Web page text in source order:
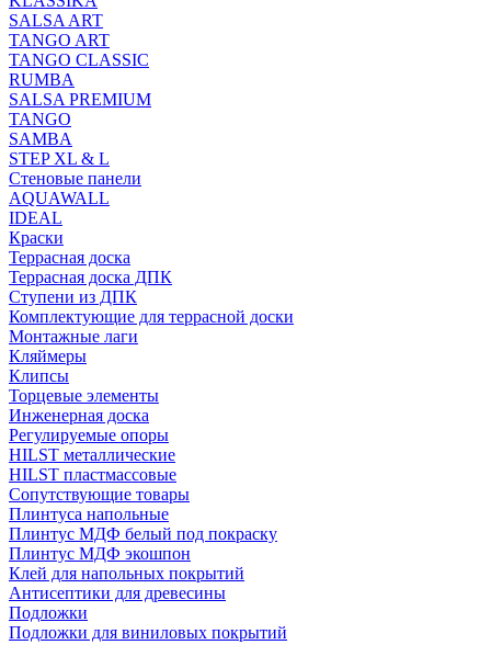
SALSA ART
TANGO ART
TANGO CLASSIC
RUMBA
SALSA PREMIUM
TANGO
SAMBA
STEP XL & L
Стеновые панели
AQUAWALL
IDEAL
Краски
Террасная доска
Террасная доска ДПК
Ступени из ДПК
Комплектующие для террасной доски
Монтажные лаги
Кляймеры
Клипсы
Торцевые элементы
Инженерная доска
Регулируемые опоры
HILST металлические
HILST пластмассовые
Сопутствующие товары
Плинтуса напольные
Плинтус МДФ белый под покраску
Плинтус МДФ экошпон
Клей для напольных покрытий
Антисептики для древесины
Подложки
Подложки для виниловых покрытий